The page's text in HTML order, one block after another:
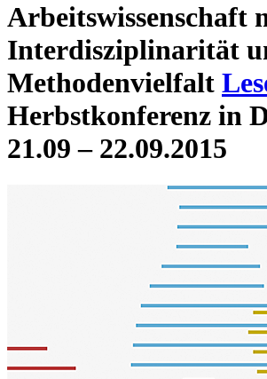
Arbeitswissenschaft
Interdisziplinarität
Methodenvielfalt
Herbstkonferenz in
21.09 – 22.09.2015